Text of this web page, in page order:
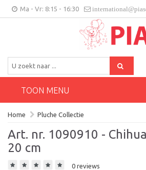
Ma - Vr: 8:15 - 16:30
BE/NL
TOON MENU
Home Pluche Collectie
Art. nr. 1090910 -
20 cm
0 reviews